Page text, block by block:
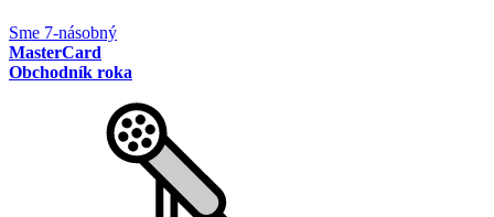
Sme 7-násobný
MasterCard
Obchodník roka